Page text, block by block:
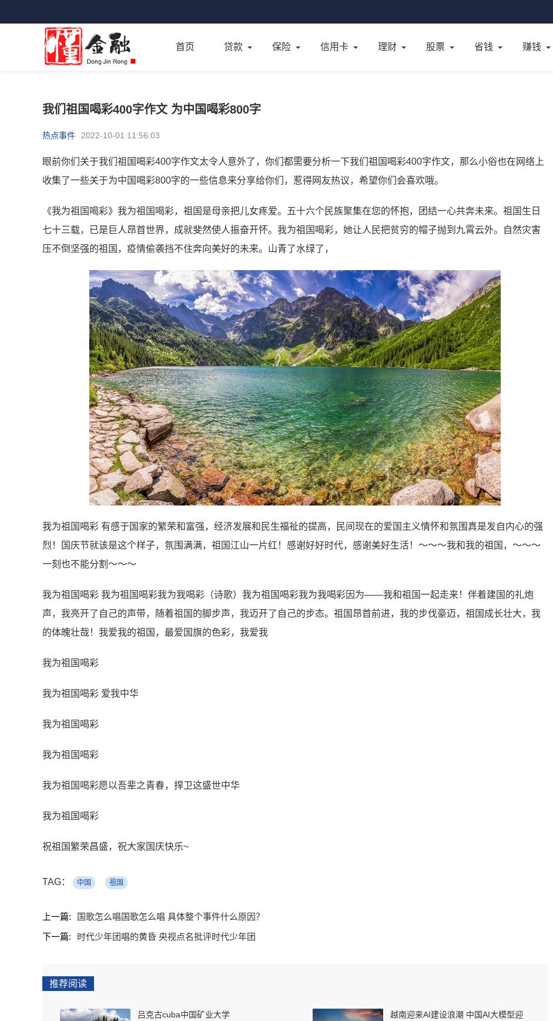
首页 贷款 保险 信用卡 理财 股票 省钱 赚钱
我们祖国喝彩400字作文 为中国喝彩800字
热点事件 2022-10-01 11:56:03
眼前你们关于我们祖国喝彩400字作文太令人意外了，你们都需要分析一下我们祖国喝彩400字作文，那么小俗也在网络上
收集了一些关于为中国喝彩800字的一些信息来分享给你们，惹得网友热议，希望你们会喜欢哦。
《我为祖国喝彩》我为祖国喝彩，祖国是母亲把儿女疼爱。五十六个民族聚集在您的怀抱，团结一心共奔未来。祖国生日
七十三载，已是巨人昂首世界，成就斐然使人振奋开怀。我为祖国喝彩，她让人民把贫穷的帽子抛到九霄云外。自然灾害
压不倒坚强的祖国，疫情偷袭挡不住奔向美好的未来。山青了水绿了，
我为祖国喝彩 有感于国家的繁荣和富强，经济发展和民生福祉的提高，民间现在的爱国主义情怀和氛围真是发自内心的强
烈！国庆节就该是这个样子，氛围满满，祖国江山一片红！感谢好好时代，感谢美好生活！～～～我和我的祖国，～～～
一刻也不能分割～～～
我为祖国喝彩 我为祖国喝彩我为我喝彩（诗歌）我为祖国喝彩我为我喝彩因为——我和祖国一起走来！伴着建国的礼炮
声，我亮开了自己的声带，随着祖国的脚步声，我迈开了自己的步态。祖国昂首前进，我的步伐豪迈，祖国成长壮大，我
的体魄壮哉！我爱我的祖国，最爱国旗的色彩，我爱我
我为祖国喝彩
我为祖国喝彩 爱我中华
我为祖国喝彩
我为祖国喝彩
我为祖国喝彩愿以吾辈之青春，捍卫这盛世中华
我为祖国喝彩
祝祖国繁荣昌盛，祝大家国庆快乐~
TAG： 中国 祖国
上一篇:
国歌怎么唱国歌怎么唱 具体整个事件什么原因？
下一篇:
时代少年团唱的黄昏 央视点名批评时代少年团
推荐阅读
吕克古cuba中国矿业大学
越南迎来AI建设浪潮 中国AI大模型迎